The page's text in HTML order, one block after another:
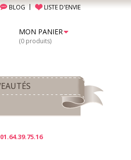
BLOG LISTE D'ENVIE
MON PANIER
(0 produits)
01.64.39.75.16